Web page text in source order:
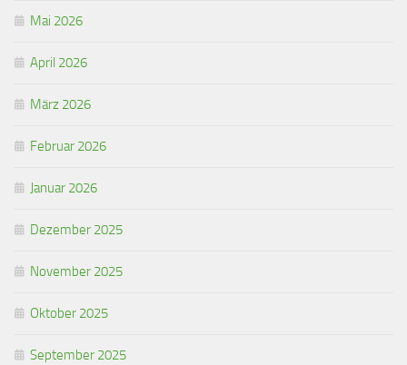
Mai 2026
April 2026
März 2026
Februar 2026
Januar 2026
Dezember 2025
November 2025
Oktober 2025
September 2025